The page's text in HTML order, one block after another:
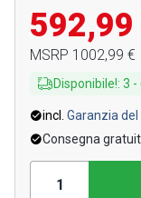
592,99
MSRP 1002,99 €
Disponibile!: 3 -
incl. Garanzia
Consegna